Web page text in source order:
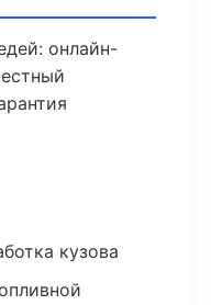
онлайн-
кузова